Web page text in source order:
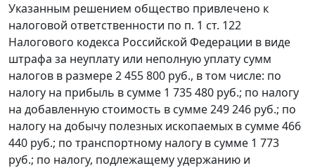
Указанным решением общество привлечено к
налоговой ответственности по п. 1 ст. 122
Налогового кодекса Российской Федерации в виде
штрафа за неуплату или неполную уплату сумм
налогов в размере 2 455 800 руб., в том числе: по
налогу на прибыль в сумме 1 735 480 руб.; по налогу
на добавленную стоимость в сумме 249 246 руб.; по
налогу на добычу полезных ископаемых в сумме 466
440 руб.; по транспортному налогу в сумме 1 773
руб.; по налогу, подлежащему удержанию и